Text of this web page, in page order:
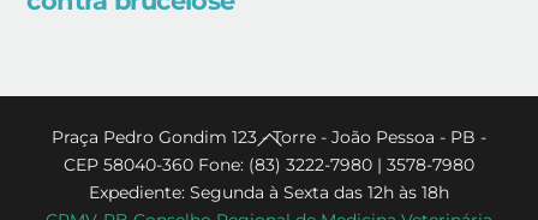
Back
To
Top
Praça Pedro Gondim 123 - Torre - João Pessoa - PB -
CEP 58040-360 Fone: (83) 3222-7980 | 3578-7980
Expediente: Segunda à Sexta das 12h às 18h